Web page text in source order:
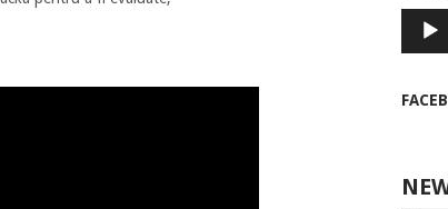
Player
audio